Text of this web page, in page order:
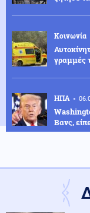
Κοινωνία
γραμμές
ΗΠΑ
Βανς,
να τον
Έπεσε η